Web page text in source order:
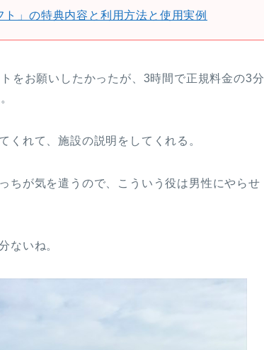
」の特典内容と利用方法と使用実例
をお願いしたかったが、3時間で正規料金の3分
くれて、施設の説明をしてくれる。
ちが気を遣うので、こういう役は男性にやらせ
ないね。